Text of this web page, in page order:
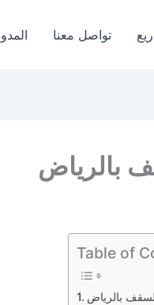
تواصل معنا
بالرياض
Table of
بالرياض